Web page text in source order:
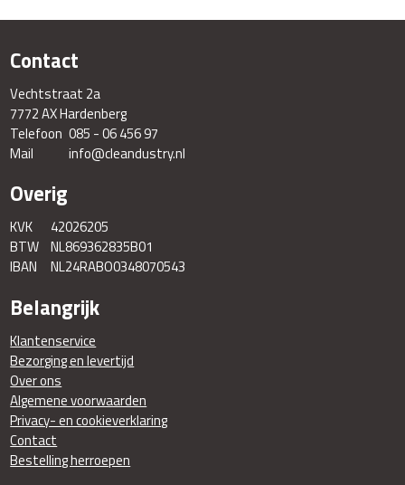
Contact
Vechtstraat 2a
7772 AX Hardenberg
Telefoon 085 - 06 456 97
Mail
info@cleandustry.nl
Overig
KVK
42026205
BTW NL869362835B01
IBAN
NL24RABO0348070543
Belangrijk
Klantenservice
Bezorging en levertijd
Over ons
Algemene voorwaarden
Privacy- en cookieverklaring
Contact
Bestelling herroepen